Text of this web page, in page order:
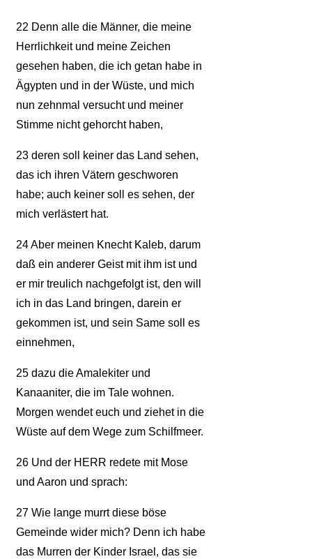
22 Denn alle die Männer, die meine
Herrlichkeit und meine Zeichen
gesehen haben, die ich getan habe in
Ägypten und in der Wüste, und mich
nun zehnmal versucht und meiner
Stimme nicht gehorcht haben,
23deren soll keiner das Land sehen,
das ich ihren Vätern geschworen
habe; auch keiner soll es sehen, der
mich verlästert hat.
24Aber meinen Knecht Kaleb, darum
daß ein anderer Geist mit ihm ist und
er mir treulich nachgefolgt ist, den will
ich in das Land bringen, darein er
gekommen ist, und sein Same soll es
einnehmen,
25dazu die Amalekiter und
Kanaaniter, die im Tale wohnen.
Morgen wendet euch und ziehet in die
Wüste auf dem Wege zum Schilfmeer.
26Und der HERR redete mit Mose
und Aaron und sprach:
27Wie lange murrt diese böse
Gemeinde wider mich? Denn ich habe
das Murren der Kinder Israel, das sie